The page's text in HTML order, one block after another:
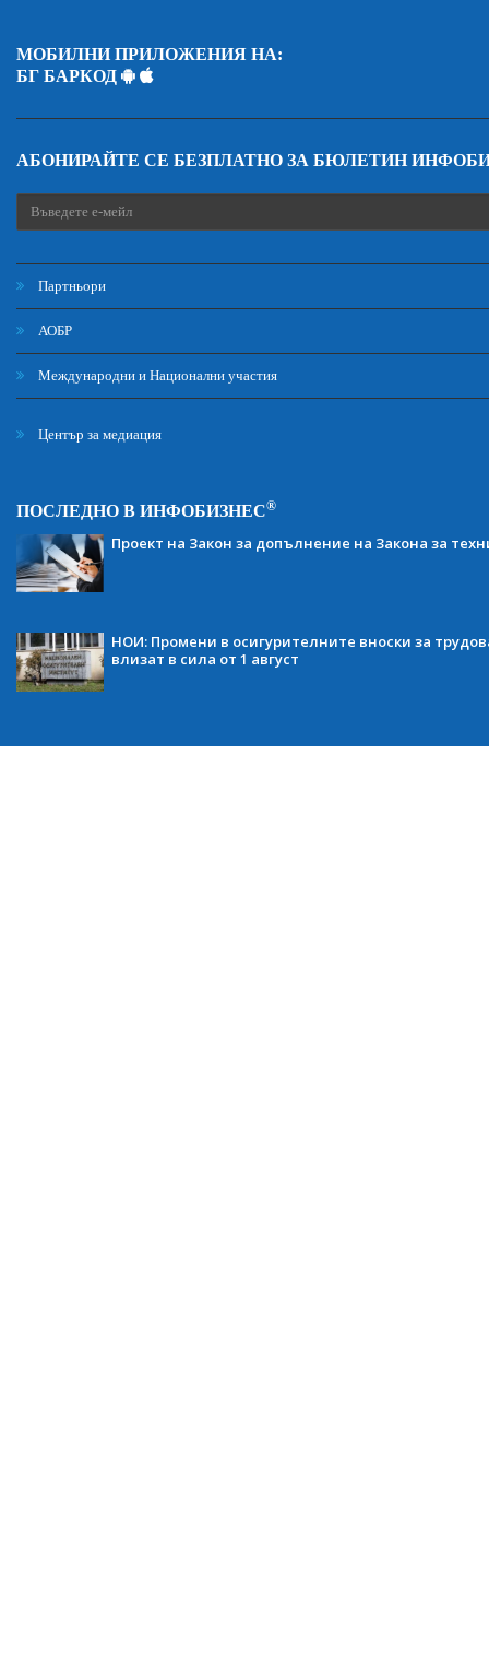
МОБИЛНИ ПРИЛОЖЕНИЯ НА:
БГ БАРКОД
АБОНИРАЙТЕ СЕ БЕЗПЛАТНО ЗА БЮЛЕТИН
Партньори
АОБР
Международни и Национални участия
Център за медиация
ПОСЛЕДНО В ИНФОБИЗНЕС®
Проект на Закон за допълнение на Закона за
НОИ: Промени в осигурителните вноски за
влизат в сила от 1 август